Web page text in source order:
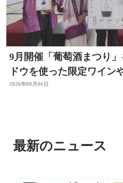
9月開催「葡萄酒まつり
ドウを使った限定ワイン
など 大分
2026年08月06日
最新のニュース